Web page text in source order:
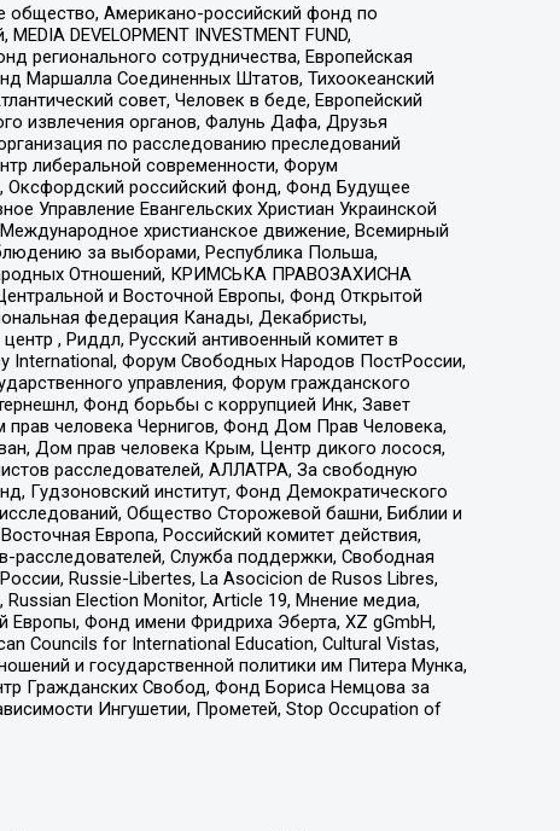
Американо-российский фонд по
DEVELOPMENT INVESTMENT FUND,
регионального сотрудничества, Европейская
Маршалла Соединенных Штатов, Тихоокеанский
совет, Человек в беде, Европейский
извлечения органов, Фалунь Дафа, Друзья
по расследованию преследований
либеральной современности, Форум
Оксфордский российский фонд, Фонд Будущее
Управление Евангельских Христиан Украинской
христианское движение, Всемирный
за выборами, Республика Польша,
Отношений, КРИМСЬКА ПРАВОЗАХИСНА
и Восточной Европы, Фонд Открытой
федерация Канады, Декабристы,
, Риддл, Русский антивоенный комитет в
International, Форум Свободных Народов ПостРоссии,
управления, Форум гражданского
Фонд борьбы с коррупцией Инк, Завет
прав человека Чернигов, Фонд Дом Прав Человека,
Дом прав человека Крым, Центр дикого лосося,
расследователей, АЛЛАТРА, За свободную
Гудзоновский институт, Фонд Демократического
Общество Сторожевой башни, Библии и
Европа, Российский комитет действия,
расследователей, Служба поддержки, Свободная
Russie-Libertes, La Asocicion de Rusos Libres,
Election Monitor, Article 19, Мнение медиа,
Европы, Фонд имени Фридриха Эберта, XZ gGmbH,
Councils for International Education, Cultural Vistas,
и государственной политики им Питера Мунка,
Гражданских Свобод, Фонд Бориса Немцова за
Ингушетии, Прометей, Stop Occupation of